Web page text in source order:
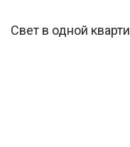
Свет в одной